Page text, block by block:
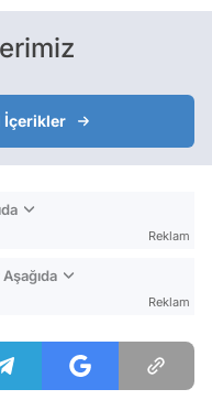
İçerikler
Reklam
Reklam